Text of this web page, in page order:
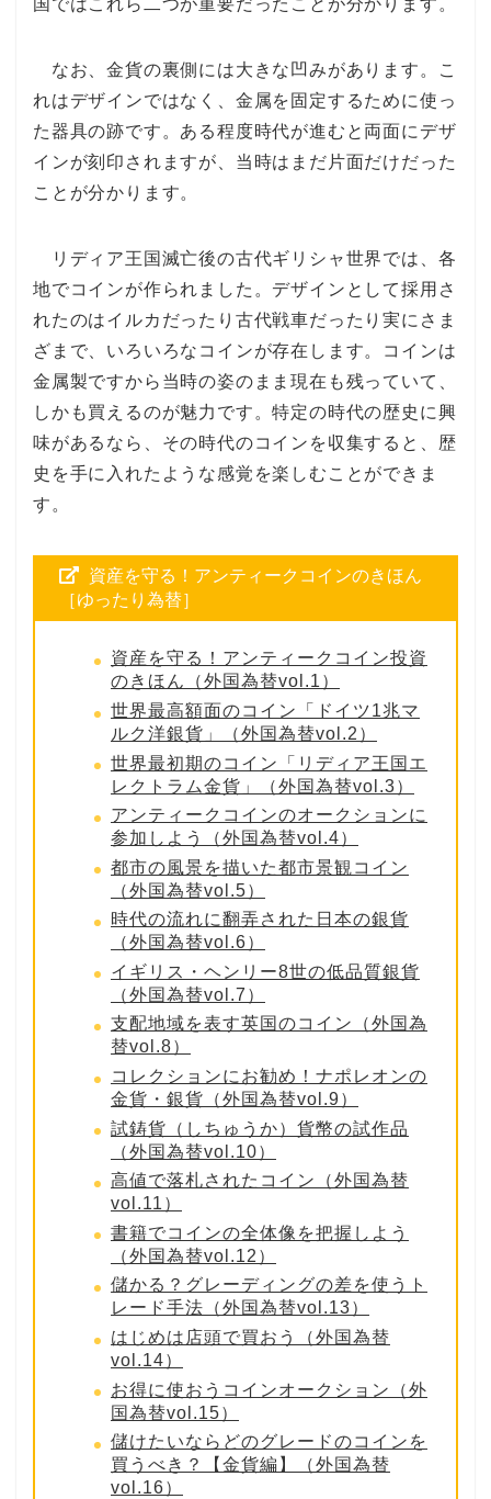
国ではこれら二つが重要だったことが分かります。
なお、金貨の裏側には大きな凹みがあります。こ
れはデザインではなく、金属を固定するために使っ
た器具の跡です。ある程度時代が進むと両面にデザ
インが刻印されますが、当時はまだ片面だけだった
ことが分かります。
リディア王国滅亡後の古代ギリシャ世界では、各
地でコインが作られました。デザインとして採用さ
れたのはイルカだったり古代戦車だったり実にさま
ざまで、いろいろなコインが存在します。コインは
金属製ですから当時の姿のまま現在も残っていて、
しかも買えるのが魅力です。特定の時代の歴史に興
味があるなら、その時代のコインを収集すると、歴
史を手に入れたような感覚を楽しむことができま
す。
資産を守る！アンティークコインのきほん
［ゆったり為替］
資産を守る！アンティークコイン投資
のきほん（外国為替vol.1）
世界最高額面のコイン「ドイツ1兆マ
ルク洋銀貨」（外国為替vol.2）
世界最初期のコイン「リディア王国エ
レクトラム金貨」（外国為替vol.3）
アンティークコインのオークションに
参加しよう（外国為替vol.4）
都市の風景を描いた都市景観コイン
（外国為替vol.5）
時代の流れに翻弄された日本の銀貨
（外国為替vol.6）
イギリス・ヘンリー8世の低品質銀貨
（外国為替vol.7）
支配地域を表す英国のコイン（外国為
替vol.8）
コレクションにお勧め！ナポレオンの
金貨・銀貨（外国為替vol.9）
試鋳貨（しちゅうか）貨幣の試作品
（外国為替vol.10）
高値で落札されたコイン（外国為替
vol.11）
書籍でコインの全体像を把握しよう
（外国為替vol.12）
儲かる？グレーディングの差を使うト
レード手法（外国為替vol.13）
はじめは店頭で買おう（外国為替
vol.14）
お得に使おうコインオークション（外
国為替vol.15）
儲けたいならどのグレードのコインを
買うべき？【金貨編】（外国為替
vol.16）